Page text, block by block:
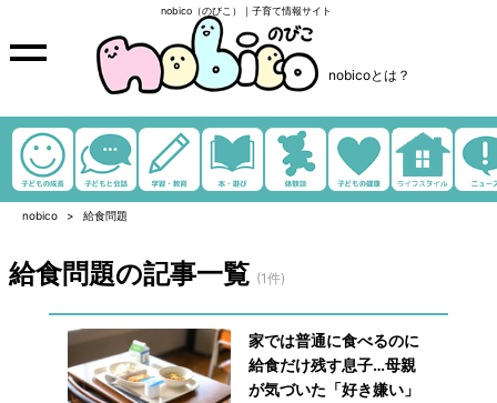
nobico（のびこ）｜子育て情報サイト
nobicoとは？
nobico 給食問題
給食問題の記事一覧 (1件)
家では普通に食べるのに
給食だけ残す息子…母親
が気づいた「好き嫌い」